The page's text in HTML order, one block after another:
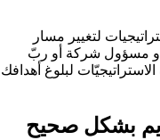
لتغيير مسار
أو مسؤول شركة أو ربّ
لبلوغ أهدافك
بشكل صحيح